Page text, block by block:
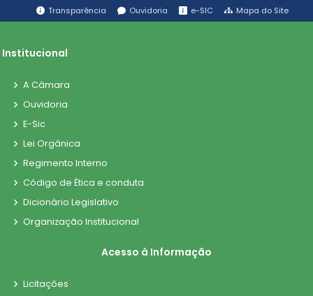
Transparência Ouvidoria e-SIC Mapa do Site
Institucional
A Câmara
Ouvidoria
E-Sic
Lei Orgânica
Regimento Interno
Código de Ética e conduta
Dicionário Legislativo
Organização Institucional
Acesso à Informação
Licitações